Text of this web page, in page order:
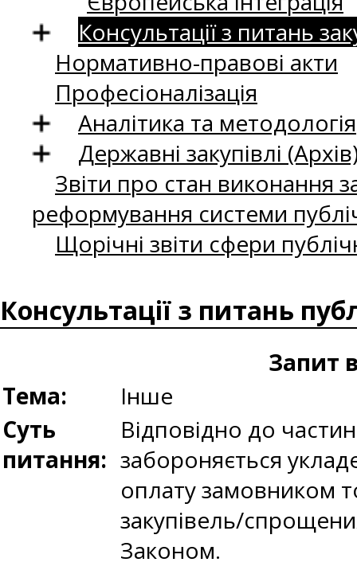
Консультації з питань
Нормативно-правові акти
Професіоналізація
Аналітика та методологія
Державні закупівлі
Звіти про стан виконання
реформування системи
Щорічні звіти сфери
Консультації з питань
Запит
Тема:
Інше
Суть
питання:
Відповідно до
забороняється
оплату замовником
закупівель/
Законом.